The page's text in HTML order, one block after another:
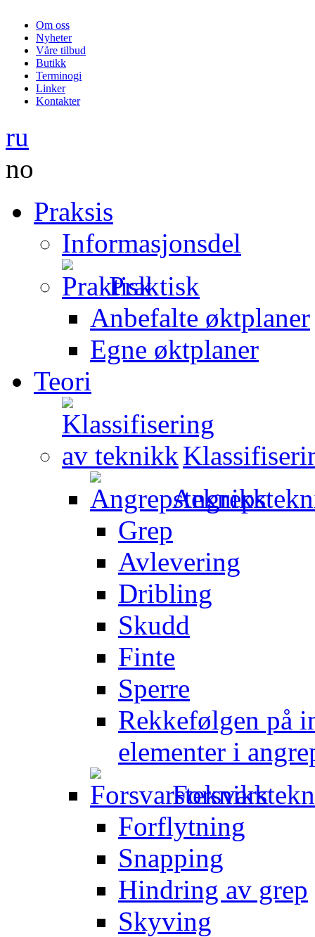
Om oss
Nyheter
Våre tilbud
Butikk
Terminogi
Linker
Kontakter
ru
no
Praksis
Informasjonsdel
Praktisk
Anbefalte øktplaner
Egne øktplaner
Teori
Grep
Avlevering
Dribling
Skudd
Finte
Sperre
Rekkefølgen på
elementer i
Forflytning
Snapping
Hindring av grep
Skyving